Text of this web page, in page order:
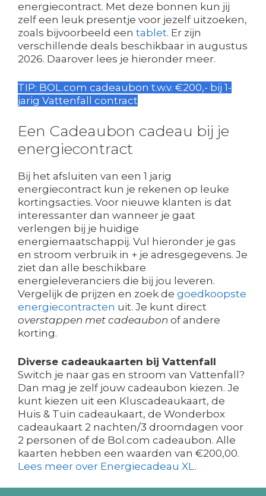
energiecontract. Met deze bonnen kun jij
zelf een leuk presentje voor jezelf uitzoeken,
zoals bijvoorbeeld een tablet. Er zijn
verschillende deals beschikbaar in augustus
2026. Daarover lees je hieronder meer.
TIP: BOL.com cadeaubon t.w.v. €200,- bij 1-
jarig Vattenfall contract
Een Cadeaubon cadeau bij je
energiecontract
Bij het afsluiten van een 1 jarig
energiecontract kun je rekenen op leuke
kortingsacties. Voor nieuwe klanten is dat
interessanter dan wanneer je gaat
verlengen bij je huidige
energiemaatschappij. Vul hieronder je gas
en stroom verbruik in + je adresgegevens. Je
ziet dan alle beschikbare
energieleveranciers die bij jou leveren.
Vergelijk de prijzen en zoek de goedkoopste
energiecontracten uit. Je kunt direct
overstappen met cadeaubon of andere
korting.
Diverse cadeaukaarten bij Vattenfall
Switch je naar gas en stroom van Vattenfall?
Dan mag je zelf jouw cadeaubon kiezen. Je
kunt kiezen uit een Kluscadeaukaart, de
Huis & Tuin cadeaukaart, de Wonderbox
cadeaukaart 2 nachten/3 droomdagen voor
2 personen of de Bol.com cadeaubon. Alle
kaarten hebben een waarden van €200,00.
Lees meer over Energiecadeau XL .